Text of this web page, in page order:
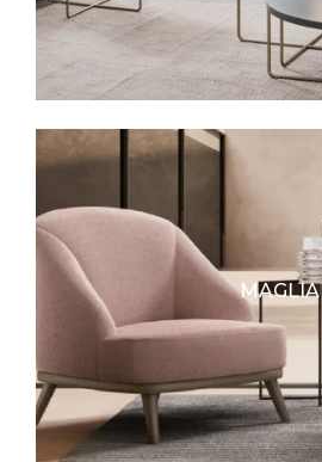
MAGLIA